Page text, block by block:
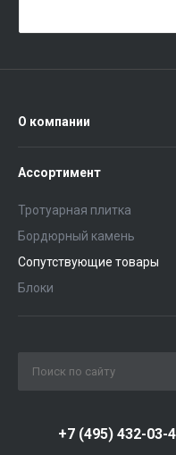
О компании
Ассортимент
Тротуарная плитка
Бордюрный камень
Сопутствующие товары
Блоки
+7 (495) 432-03-